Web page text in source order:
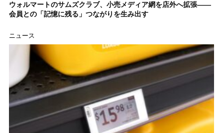
ウォルマートのサムズクラブ、小売メディア網を店外へ拡張――
会員との「記憶に残る」つながりを生み出す
ニュース